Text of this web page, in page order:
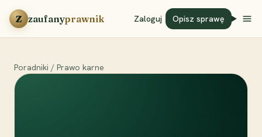
Przejdź do treści
Z zaufanyprawnik Zaloguj Opisz sprawę
Poradniki / Prawo karne